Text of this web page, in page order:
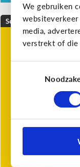
We gebruiken
media,
verstrekt of die
School
Wat is
Bingel is een
voor kinderen in